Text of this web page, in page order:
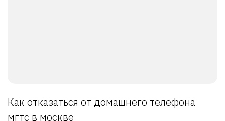
Как отказаться от домашнего телефона
мгтс в москве